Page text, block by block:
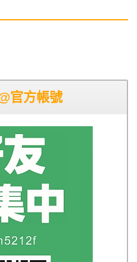
官方帳號